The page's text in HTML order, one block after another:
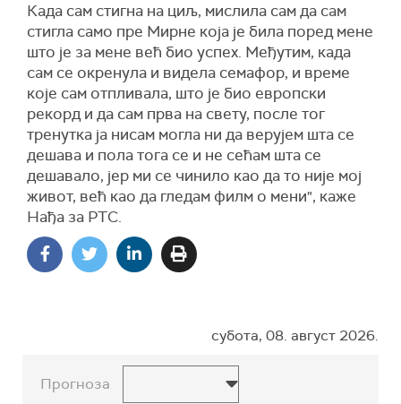
Када сам стигна на циљ, мислила сам да сам
стигла само пре Мирне која је била поред мене
што је за мене већ био успех. Међутим, када
сам се окренула и видела семафор, и време
које сам отпливала, што је био европски
рекорд и да сам прва на свету, после тог
тренутка ја нисам могла ни да верујем шта се
дешава и пола тога се и не сећам шта се
дешавало, јер ми се чинило као да то није мој
живот, већ као да гледам филм о мени", каже
Нађа за РТС.
субота, 08. август 2026.
Прогноза